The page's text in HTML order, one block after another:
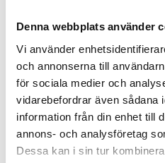
Denna webbplats använder
Vi använder
och annonserna till
för sociala medier och
vidarebefordrar även sådana
information från din enhet till
annons- och analysföretag
Dessa kan i sin tur
Slime
Art. nr: ORSTB406
Slime däckrenovering
6" Slang ingår Reparera med